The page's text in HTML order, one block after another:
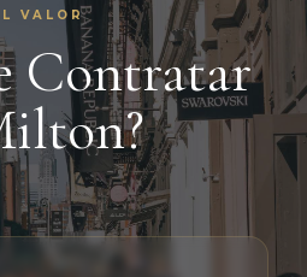
VALOR
Contratar